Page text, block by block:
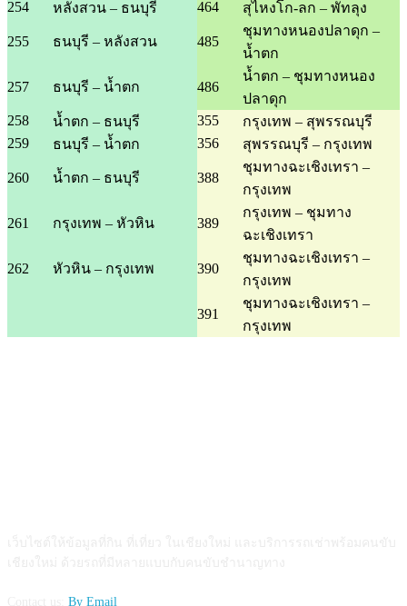
254 หลังสวน – ธนบุรี 464 สุไหงโก-ลก – พัทลุง
255 ธนบุรี – หลังสวน 485
ชุมทางหนองปลาดุก –
น้ำตก
257 ธนบุรี – น้ำตก 486
น้ำตก – ชุมทางหนอง
ปลาดุก
258
น้ำตก – ธนบุรี 355
กรุงเทพ – สุพรรณบุรี
259
ธนบุรี – น้ำตก 356 สุพรรณบุรี – กรุงเทพ
260 น้ำตก – ธนบุรี 388
ชุมทางฉะเชิงเทรา –
กรุงเทพ
261 กรุงเทพ – หัวหิน 389
กรุงเทพ – ชุมทาง
ฉะเชิงเทรา
262 หัวหิน – กรุงเทพ 390
ชุมทางฉะเชิงเทรา –
กรุงเทพ
391
ชุมทางฉะเชิงเทรา –
กรุงเทพ
By Email